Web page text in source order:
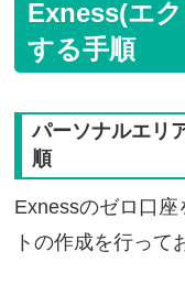
Exness(エ
する手順
パーソナルエリ
順
Exnessのゼロ口
トの作成を行って